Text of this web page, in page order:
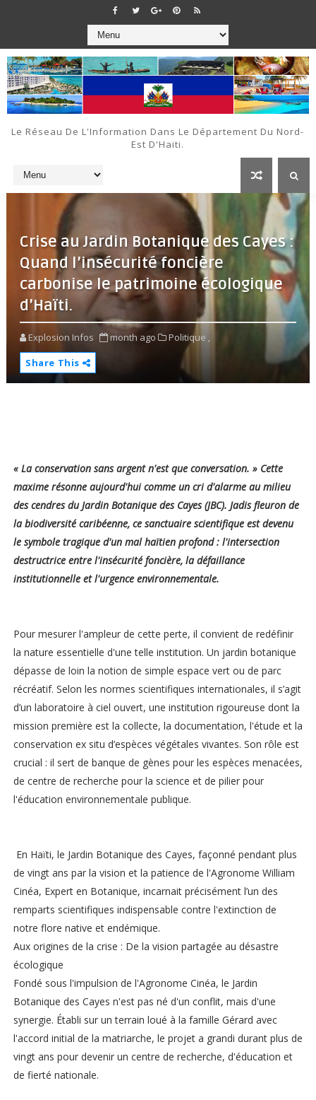
Le Réseau De L'Information Dans Le Département Du Nord-
Est D'Haiti.
Crise au Jardin Botanique des Cayes :
Quand l’insécurité foncière
carbonise le patrimoine écologique
d’Haïti.
Explosion Infos month ago
Politique ,
Share This
« La conservation sans argent n'est que conversation. » Cette
maxime résonne aujourd'hui comme un cri d'alarme au milieu
des cendres du Jardin Botanique des Cayes (JBC). Jadis fleuron de
la biodiversité caribéenne, ce sanctuaire scientifique est devenu
le symbole tragique d'un mal haïtien profond : l'intersection
destructrice entre l'insécurité foncière, la défaillance
institutionnelle et l'urgence environnementale.
Pour mesurer l'ampleur de cette perte, il convient de redéfinir
la nature essentielle d'une telle institution. Un jardin botanique
dépasse de loin la notion de simple espace vert ou de parc
récréatif. Selon les normes scientifiques internationales, il s’agit
d’un laboratoire à ciel ouvert, une institution rigoureuse dont la
mission première est la collecte, la documentation, l'étude et la
conservation ex situ d’espèces végétales vivantes. Son rôle est
crucial : il sert de banque de gènes pour les espèces menacées,
de centre de recherche pour la science et de pilier pour
l'éducation environnementale publique.
En Haïti, le Jardin Botanique des Cayes, façonné pendant plus
de vingt ans par la vision et la patience de l'Agronome William
Cinéa, Expert en Botanique, incarnait précisément l’un des
remparts scientifiques indispensable contre l'extinction de
notre flore native et endémique.
Aux origines de la crise : De la vision partagée au désastre
écologique
Fondé sous l'impulsion de l'Agronome Cinéa, le Jardin
Botanique des Cayes n'est pas né d'un conflit, mais d'une
synergie. Établi sur un terrain loué à la famille Gérard avec
l'accord initial de la matriarche, le projet a grandi durant plus de
vingt ans pour devenir un centre de recherche, d'éducation et
de fierté nationale.